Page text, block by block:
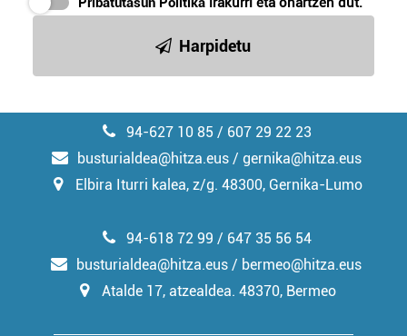
irakurri
Harpidetu
94-627 10 85 / 607 29 22 23
busturialdea@hitza.eus / gernika@hitza.eus
Elbira Iturri kalea, z/g. 48300, Gernika-Lumo
94-618 72 99 / 647 35 56 54
busturialdea@hitza.eus / bermeo@hitza.eus
Atalde 17, atzealdea. 48370, Bermeo